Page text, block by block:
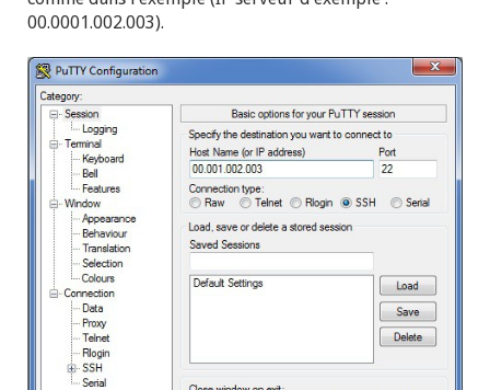
00.0001.002.003).